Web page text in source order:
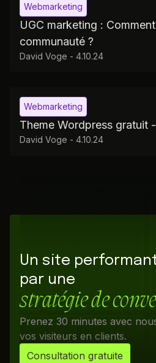
Webmarketing
UGC marketing :
communauté ?
David Voge - 4.10.24
Webmarketing
Theme Wordpress gratuit
David Voge - 4.10.24
Un site
par une
stratégie de
Prenez 30 minutes avec
vos visiteurs en clients.
Consultation gratuite